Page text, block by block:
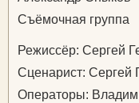
Съёмочная группа
Режиссёр: Сергей
Сценарист: Сергей
Операторы: